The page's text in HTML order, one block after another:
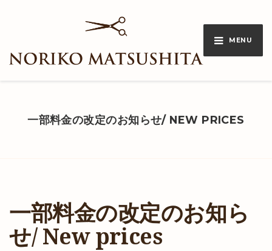
MENU
一部料金の改定のお知らせ/ NEW PRICES
一部料金の改定のお知ら
せ/ New prices